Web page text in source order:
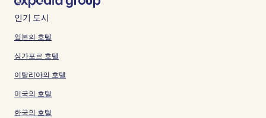
인기 도시
일본의 호텔
싱가포르 호텔
이탈리아의 호텔
미국의 호텔
한국의 호텔